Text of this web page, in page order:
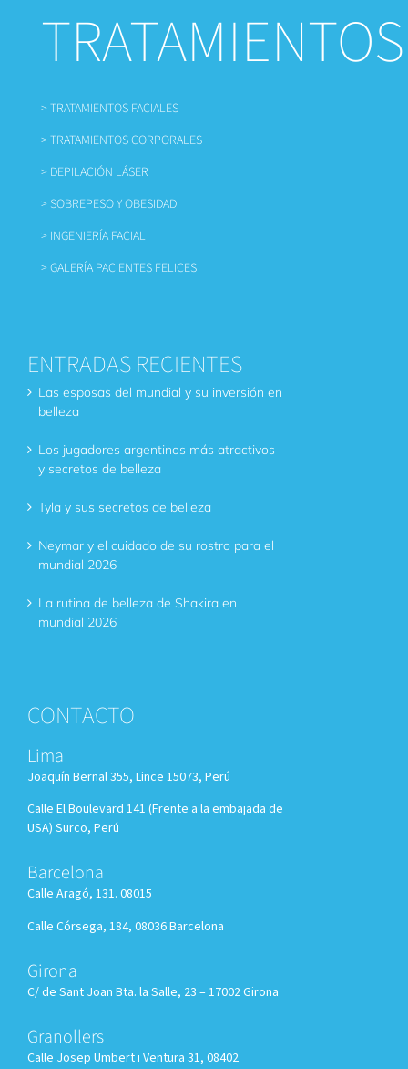
CONTACTO
Lima
Joaquín Bernal 355, Lince 15073, Perú
Calle El Boulevard 141 (Frente a la embajada de
USA) Surco, Perú
Barcelona
Calle Aragó, 131. 08015
Calle Córsega, 184, 08036 Barcelona
Girona
C/ de Sant Joan Bta. la Salle, 23 – 17002 Girona
Granollers
Calle Josep Umbert i Ventura 31, 08402
ENTRADAS RECIENTES
Las esposas del mundial y su inversión en
belleza
Los jugadores argentinos más atractivos
y secretos de belleza
Tyla y sus secretos de belleza
Neymar y el cuidado de su rostro para el
mundial 2026
La rutina de belleza de Shakira en
mundial 2026
TRATAMIENTOS
> TRATAMIENTOS FACIALES
> TRATAMIENTOS CORPORALES
> DEPILACIÓN LÁSER
> SOBREPESO Y OBESIDAD
> INGENIERÍA FACIAL
> GALERÍA PACIENTES FELICES